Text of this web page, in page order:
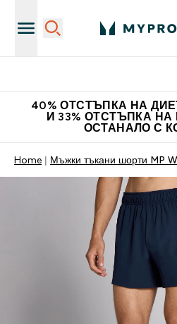
40% ОТСТЪПКА НА
И 33% ОТСТЪПКА
ОСТАНАЛО С
Home Мъжки тъкани шорти MP